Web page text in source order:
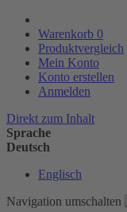
Warenkorb 0
Produktvergleich
Mein Konto
Konto erstellen
Anmelden
Direkt zum Inhalt
Sprache
Deutsch
Englisch
Navigation umschalten